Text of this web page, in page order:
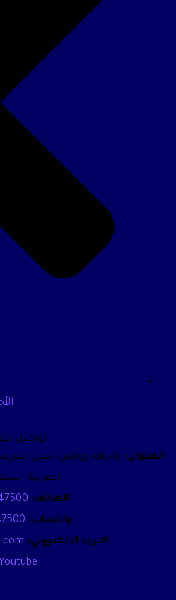
تواصل
العنوان:
العربية
الهاتف:
واتساب:
البريد الالكتروني:
Youtube